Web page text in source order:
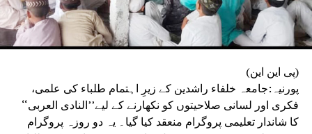
(پی این این)
پورنیہ:جامعہ خلفاء راشدین کے زیرِ اہتمام طلباء کی علمی،
فکری اور لسانی صلاحیتوں کو نکھارنے کے لیے’’النادی العربی‘‘
کا شاندار تعلیمی پروگرام منعقد کیا گیا۔ یہ دو روزہ پروگرام